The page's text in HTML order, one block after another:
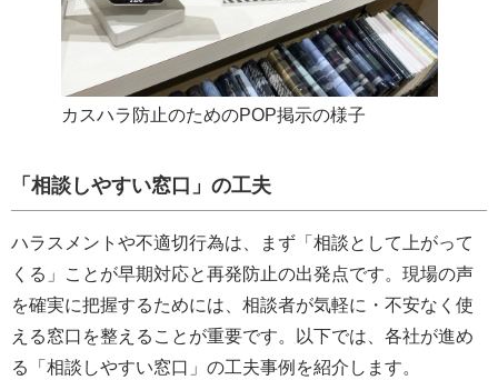
カスハラ防止のためのPOP掲示の様子
「相談しやすい窓口」の工夫
ハラスメントや不適切行為は、まず「相談として上がって
くる」ことが早期対応と再発防止の出発点です。現場の声
を確実に把握するためには、相談者が気軽に・不安なく使
える窓口を整えることが重要です。以下では、各社が進め
る「相談しやすい窓口」の工夫事例を紹介します。